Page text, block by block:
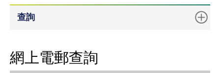
查詢
網上電郵查詢